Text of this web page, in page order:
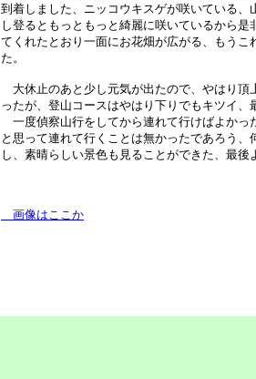
到着しました、ニッコウキスゲが咲いている
し登るともっともっと綺麗に咲いているから
てくれたとおり一面にお花畑が広がる、もう
た。
大休止のあと少し元気が出たので、やはり頂
ったが、登山コースはやはり下りでもキツイ
一度偵察山行をしてから連れて行けばよかっ
と思って連れて行くことは無かったであろう
し、素晴らしい景色も見ることができた、最
画像はここか